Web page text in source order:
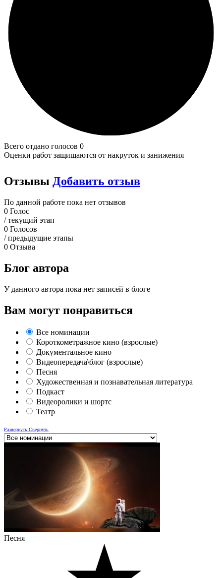
Всего отдано голосов 0
Оценки работ защищаются от накруток и занижения
Отзывы Добавить отзыв
По данной работе пока нет отзывов
0 Голос
/ текущий этап
0 Голосов
/ предыдущие этапы
0 Отзыва
Блог автора
У данного автора пока нет записей в блоге
Вам могут понравиться
Все номинации
Короткометражное кино (взрослые)
Документальное кино
Видеопередача\блог (взрослые)
Песня
Художественная и познавательная литература
Подкаст
Видеоролики и шортс
Театр
Развернуть Свернуть
Песня